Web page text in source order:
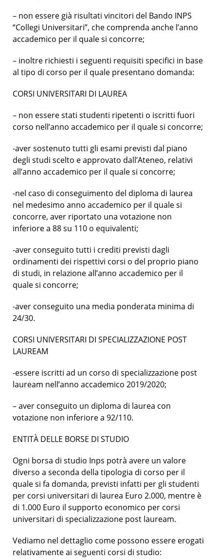
– non essere già risultati vincitori del Bando INPS
“Collegi Universitari”, che comprenda anche l’anno
accademico per il quale si concorre;
– inoltre richiesti i seguenti requisiti specifici in base
al tipo di corso per il quale presentano domanda:
CORSI UNIVERSITARI DI LAUREA
– non essere stati studenti ripetenti o iscritti fuori
corso nell’anno accademico per il quale si concorre;
-aver sostenuto tutti gli esami previsti dal piano
degli studi scelto e approvato dall’Ateneo, relativi
all’anno accademico per il quale si concorre;
-nel caso di conseguimento del diploma di laurea
nel medesimo anno accademico per il quale si
concorre, aver riportato una votazione non
inferiore a 88 su 110 o equivalenti;
-aver conseguito tutti i crediti previsti dagli
ordinamenti dei rispettivi corsi o del proprio piano
di studi, in relazione all’anno accademico per il
quale si concorre;
-aver conseguito una media ponderata minima di
24/30.
CORSI UNIVERSITARI DI SPECIALIZZAZIONE POST
LAUREAM
-essere iscritti ad un corso di specializzazione post
lauream nell’anno accademico 2019/2020;
– aver conseguito un diploma di laurea con
votazione non inferiore a 92/110.
ENTITÀ DELLE BORSE DI STUDIO
Ogni borsa di studio Inps potrà avere un valore
diverso a seconda della tipologia di corso per il
quale si fa domanda, previsti infatti per gli studenti
per corsi universitari di laurea Euro 2.000, mentre è
di 1.000 Euro il supporto economico per corsi
universitari di specializzazione post lauream.
Vediamo nel dettaglio come possono essere erogati
relativamente ai seguenti corsi di studio: